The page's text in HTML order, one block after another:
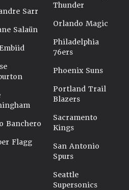
Sarr
Salaün
Banchero
Flagg
Thunder
Orlando Magic
Philadelphia
76ers
Phoenix Suns
Portland Trail
Blazers
Sacramento
Kings
San Antonio
Spurs
Seattle
Supersonics